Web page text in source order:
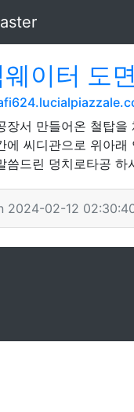
이터 도
장서 만들어온 철탑
에 씨디관으로 위아
씀드린 덩치로타공 하
2024-02-12